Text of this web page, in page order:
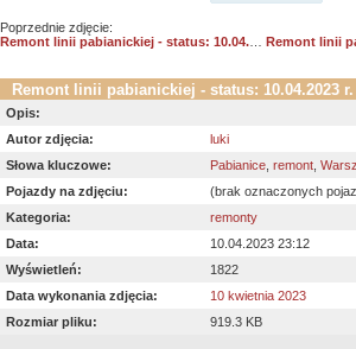
Poprzednie zdjęcie:
Remont linii pabianickiej - status: 10.04.2023 r. /06
Remont linii
Remont linii pabianickiej - status: 10.04.2023 r.
Opis:
Autor zdjęcia:
luki
Słowa kluczowe:
Pabianice remont
Pojazdy na zdjęciu:
(brak oznaczonych
Kategoria:
remonty
Data:
10.04.2023 23:12
Wyświetleń:
1822
Data wykonania zdjęcia:
10 kwietnia 2023
Rozmiar pliku:
919.3 KB